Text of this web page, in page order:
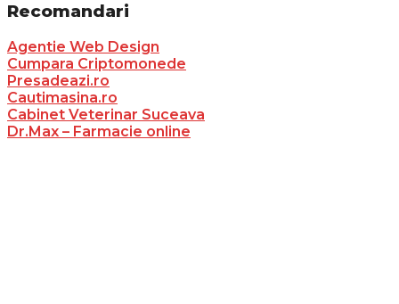
Recomandari
Agentie Web Design
Cumpara Criptomonede
Presadeazi.ro
Cautimasina.ro
Cabinet Veterinar Suceava
Dr.Max – Farmacie online